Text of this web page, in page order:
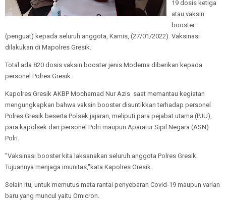
19 dosis ketiga
atau vaksin
booster
(penguat) kepada seluruh anggota, Kamis, (27/01/2022). Vaksinasi
dilakukan di Mapolres Gresik.
Total ada 820 dosis vaksin booster jenis Moderna diberikan kepada
personel Polres Gresik.
Kapolres Gresik AKBP Mochamad Nur Azis saat memantau kegiatan
mengungkapkan bahwa vaksin booster disuntikkan terhadap personel
Polres Gresik beserta Polsek jajaran, meliputi para pejabat utama (PJU),
para kapolsek dan personel Polri maupun Aparatur Sipil Negara (ASN)
Polri.
"Vaksinasi booster kita laksanakan seluruh anggota Polres Gresik.
Tujuannya menjaga imunitas,"kata Kapolres Gresik.
Selain itu, untuk memutus mata rantai penyebaran Covid-19 maupun varian
baru yang muncul yaitu Omicron.